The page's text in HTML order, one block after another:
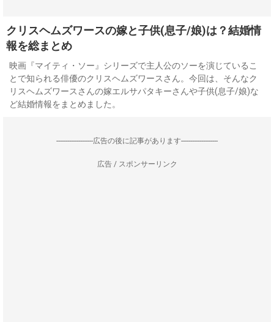
クリスヘムズワースの嫁と子供(息子/娘)は？結婚情
報を総まとめ
映画『マイティ・ソー』シリーズで主人公のソーを演じているこ
とで知られる俳優のクリスヘムズワースさん。今回は、そんなク
リスヘムズワースさんの嫁エルサパタキーさんや子供(息子/娘)な
ど結婚情報をまとめました。
--------------------広告の後に記事があります--------------------
広告 / スポンサーリンク